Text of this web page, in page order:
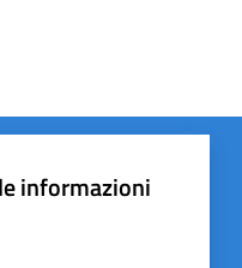
informazioni